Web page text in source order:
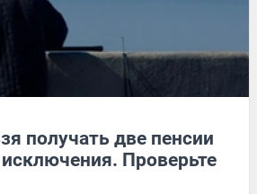
получать две пенсии
исключения. Проверьте